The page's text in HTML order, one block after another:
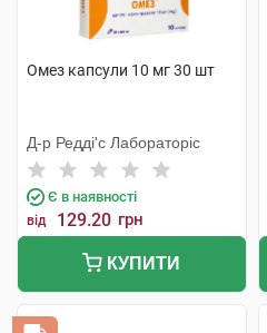
Омез капсули 10 мг 30 шт
Д-р Редді'с Лабораторіс
Є в наявності
від 129.20 грн
КУПИТИ